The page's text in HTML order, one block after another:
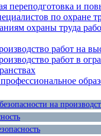
переподготовка и
по охране
охраны труда
работ на
работ в
на